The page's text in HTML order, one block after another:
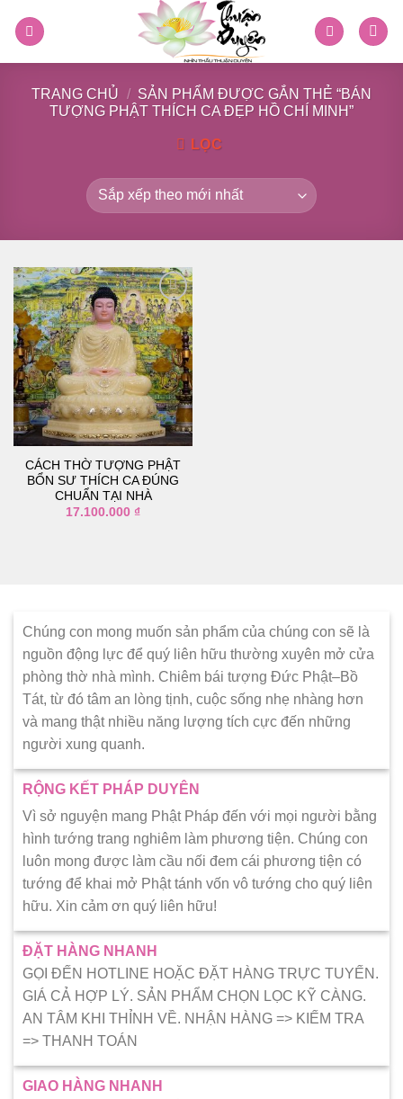
TRANG CHỦ / SẢN PHẨM ĐƯỢC GẮN THẺ “BÁN
TƯỢNG PHẬT THÍCH CA ĐẸP HỒ CHÍ MINH”
LỌC
Thêm
vào
danh
sách
yêu
thích
CÁCH THỜ TƯỢNG PHẬT
BỔN SƯ THÍCH CA ĐÚNG
CHUẨN TẠI NHÀ
17.100.000 ₫
Chúng con mong muốn sản phẩm của chúng con sẽ là
nguồn động lực để quý liên hữu thường xuyên mở cửa
phòng thờ nhà mình. Chiêm bái tượng Đức Phật–Bồ
Tát, từ đó tâm an lòng tịnh, cuộc sống nhẹ nhàng hơn
và mang thật nhiều năng lượng tích cực đến những
người xung quanh.
RỘNG KẾT PHÁP DUYÊN
Vì sở nguyện mang Phật Pháp đến với mọi người bằng
hình tướng trang nghiêm làm phương tiện. Chúng con
luôn mong được làm cầu nối đem cái phương tiện có
tướng để khai mở Phật tánh vốn vô tướng cho quý liên
hữu. Xin cảm ơn quý liên hữu!
ĐẶT HÀNG NHANH
GỌI ĐẾN HOTLINE HOẶC ĐẶT HÀNG TRỰC TUYẾN.
GIÁ CẢ HỢP LÝ. SẢN PHẨM CHỌN LỌC KỸ CÀNG.
AN TÂM KHI THỈNH VỀ. NHẬN HÀNG => KIẾM TRA
=> THANH TOÁN
GIAO HÀNG NHANH